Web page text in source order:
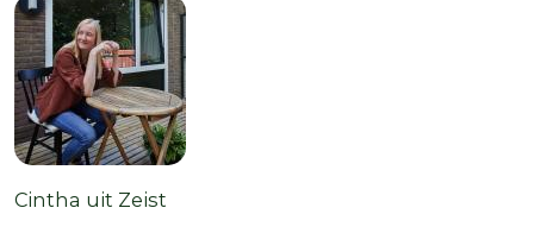
Auteur
Cintha Functie
uit Zeist